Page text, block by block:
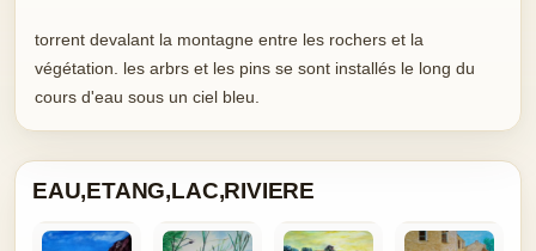
torrent devalant la montagne entre les rochers et la
végétation. les arbrs et les pins se sont installés le long du
cours d'eau sous un ciel bleu.
EAU,ETANG,LAC,RIVIERE